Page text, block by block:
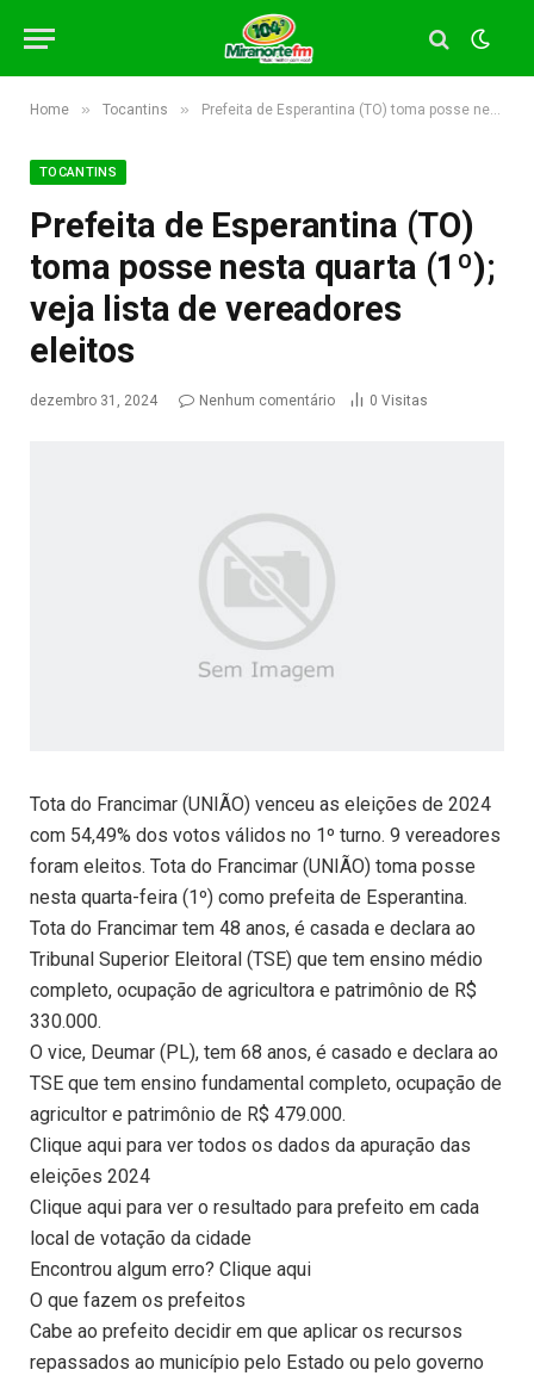
Home » Tocantins » Prefeita de Esperantina (TO) toma posse nesta quarta (1º); veja lista de vereadores eleitos
TOCANTINS
Prefeita de Esperantina (TO)
toma posse nesta quarta (1º);
veja lista de vereadores
eleitos
dezembro 31, 2024 Nenhum comentário 0 Visitas
Tota do Francimar (UNIÃO) venceu as eleições de 2024
com 54,49% dos votos válidos no 1º turno. 9 vereadores
foram eleitos. Tota do Francimar (UNIÃO) toma posse
nesta quarta-feira (1º) como prefeita de Esperantina.
Tota do Francimar tem 48 anos, é casada e declara ao
Tribunal Superior Eleitoral (TSE) que tem ensino médio
completo, ocupação de agricultora e patrimônio de R$
330.000.
O vice, Deumar (PL), tem 68 anos, é casado e declara ao
TSE que tem ensino fundamental completo, ocupação de
agricultor e patrimônio de R$ 479.000.
Clique aqui para ver todos os dados da apuração das
eleições 2024
Clique aqui para ver o resultado para prefeito em cada
local de votação da cidade
Encontrou algum erro? Clique aqui
O que fazem os prefeitos
Cabe ao prefeito decidir em que aplicar os recursos
repassados ao município pelo Estado ou pelo governo